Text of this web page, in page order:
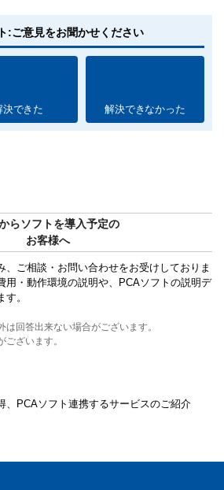
:ご意見をお聞かせください
決できた 解決できなかった
らソフトを導入予定の
お客様へ
、ご相談・お問い合わせをお受けしておりま
用・動作環境の説明や、PCAソフトの説明デ
。
回答出来ない場合がございます。
ざいます。
、PCAソフト連携するサービスのご紹介